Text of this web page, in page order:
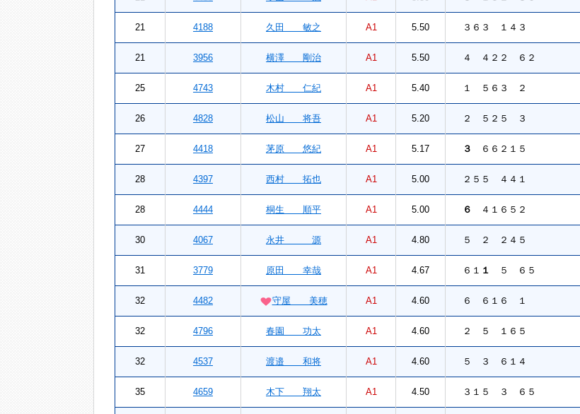
21 4188 久田 敏之 A1 5.50 ３６３ １
21 3956 横澤 剛治 A1 5.50 ４ ４２２
25 4743 木村 仁紀 A1 5.40 １ ５６
26 4828 松山 将吾 A1 5.20 ２ ５２
27 4418 茅原 悠紀 A1 5.17 ３ ６６２
28 4397 西村 拓也 A1 5.00 ２５５ ４
28 4444 桐生 順平 A1 5.00 ６ ４１６
30 4067 永井 源 A1 4.80 ５ ２ ２
31 3779 原田 幸哉 A1 4.67 ６１ １ ５
32 4482 守屋 美穂 A1 4.60 ６ ６１
32 4796 春園 功太 A1 4.60 ２ ５ １
32 4537 渡邉 和将 A1 4.60 ５ ３ ６
35 4659 木下 翔太 A1 4.50 ３１５ ３